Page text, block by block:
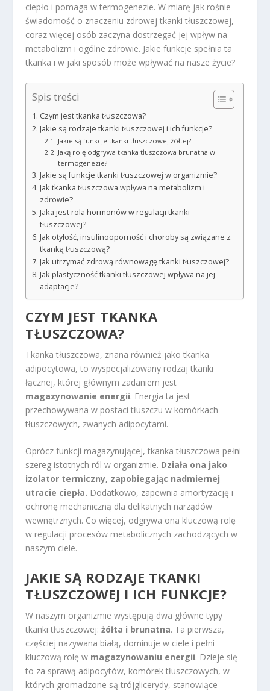
ciepło i pomaga w termogenezie. W miarę jak rośnie
świadomość o znaczeniu zdrowej tkanki tłuszczowej,
coraz więcej osób zaczyna dostrzegać jej wpływ na
metabolizm i ogólne zdrowie. Jakie funkcje spełnia ta
tkanka i w jaki sposób może wpływać na nasze życie?
Spis treści
Czym jest tkanka tłuszczowa?
Jakie są rodzaje tkanki tłuszczowej i ich funkcje?
Jakie są funkcje tkanki tłuszczowej żółtej?
Jaką rolę odgrywa tkanka tłuszczowa brunatna w
termogenezie?
Jakie są funkcje tkanki tłuszczowej w organizmie?
Jak tkanka tłuszczowa wpływa na metabolizm i
zdrowie?
Jaka jest rola hormonów w regulacji tkanki
tłuszczowej?
Jak otyłość, insulinooporność i choroby są związane z
tkanką tłuszczową?
Jak utrzymać zdrową równowagę tkanki tłuszczowej?
Jak plastyczność tkanki tłuszczowej wpływa na jej
adaptacje?
CZYM JEST TKANKA
TŁUSZCZOWA?
Tkanka tłuszczowa, znana również jako tkanka
adipocytowa, to wyspecjalizowany rodzaj tkanki
łącznej, której głównym zadaniem jest
magazynowanie energii. Energia ta jest
przechowywana w postaci tłuszczu w komórkach
tłuszczowych, zwanych adipocytami.
Oprócz funkcji magazynującej, tkanka tłuszczowa pełni
szereg istotnych ról w organizmie. Działa ona jako
izolator termiczny, zapobiegając nadmiernej
utracie ciepła. Dodatkowo, zapewnia amortyzację i
ochronę mechaniczną dla delikatnych narządów
wewnętrznych. Co więcej, odgrywa ona kluczową rolę
w regulacji procesów metabolicznych zachodzących w
naszym ciele.
JAKIE SĄ RODZAJE TKANKI
TŁUSZCZOWEJ I ICH FUNKCJE?
W naszym organizmie występują dwa główne typy
tkanki tłuszczowej:żółta i brunatna. Ta pierwsza,
częściej nazywana białą, dominuje w ciele i pełni
kluczową rolę w magazynowaniu energii. Dzieje się
to za sprawą adipocytów, komórek tłuszczowych, w
których gromadzone są trójglicerydy, stanowiące